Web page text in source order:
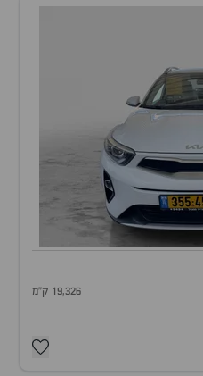
19,326 ק"מ